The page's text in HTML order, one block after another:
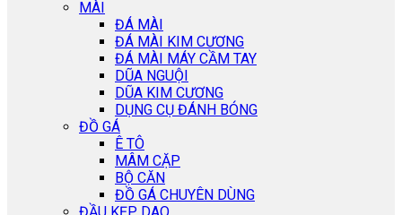
MÀI
ĐÁ MÀI
ĐÁ MÀI KIM CƯƠNG
ĐÁ MÀI MÁY CẦM TAY
DŨA NGUỘI
DŨA KIM CƯƠNG
DỤNG CỤ ĐÁNH BÓNG
ĐỒ GÁ
Ê TÔ
MÂM CẶP
BỘ CĂN
ĐỒ GÁ CHUYÊN DÙNG